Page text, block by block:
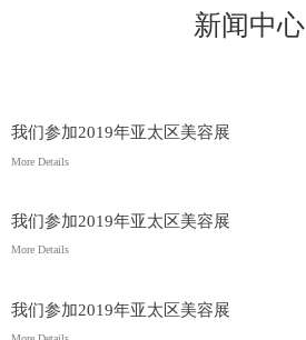
新闻中心
我们参加2019年亚太区美容展
More Details
我们参加2019年亚太区美容展
More Details
我们参加2019年亚太区美容展